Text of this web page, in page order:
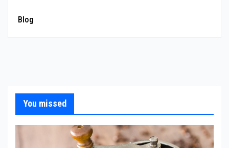
Blog
You missed